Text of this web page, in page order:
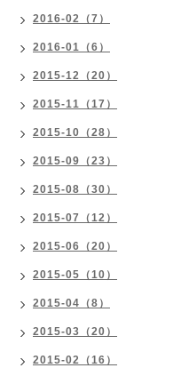
2016-02（7）
2016-01（6）
2015-12（20）
2015-11（17）
2015-10（28）
2015-09（23）
2015-08（30）
2015-07（12）
2015-06（20）
2015-05（10）
2015-04（8）
2015-03（20）
2015-02（16）